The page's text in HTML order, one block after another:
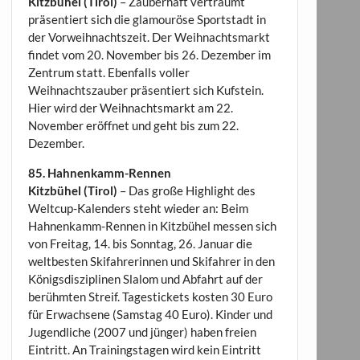
präsentiert sich die glamouröse Sportstadt in
der Vorweihnachtszeit. Der Weihnachtsmarkt
findet vom 20. November bis 26. Dezember im
Zentrum statt. Ebenfalls voller
Weihnachtszauber präsentiert sich Kufstein.
Hier wird der Weihnachtsmarkt am 22.
November eröffnet und geht bis zum 22.
Dezember.
85. Hahnenkamm-Rennen
Kitzbühel (Tirol) – Das große Highlight des
Weltcup-Kalenders steht wieder an: Beim
Hahnenkamm-Rennen in Kitzbühel messen sich
von Freitag, 14. bis Sonntag, 26. Januar die
weltbesten Skifahrerinnen und Skifahrer in den
Königsdisziplinen Slalom und Abfahrt auf der
berühmten Streif. Tagestickets kosten 30 Euro
für Erwachsene (Samstag 40 Euro). Kinder und
Jugendliche (2007 und jünger) haben freien
Eintritt. An Trainingstagen wird kein Eintritt